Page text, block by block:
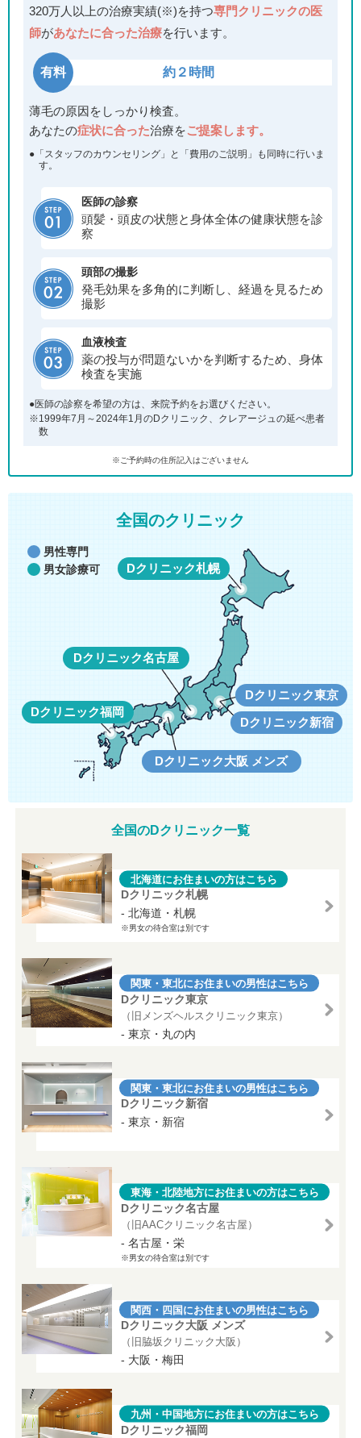
320万人以上の治療実績(※)を持つ専門クリニックの医
師があなたに合った治療を行います。
有料 約２時間
薄毛の原因をしっかり検査。
あなたの症状に合った治療をご提案します。
●「スタッフのカウンセリング」と「費用のご説明」も同時に行いま
す。
医師の診察
頭髪・頭皮の状態と身体全体の健康状態を診
察
頭部の撮影
発毛効果を多角的に判断し、経過を見るため
撮影
血液検査
薬の投与が問題ないかを判断するため、身体
検査を実施
●医師の診察を希望の方は、来院予約をお選びください。
※1999年7月～2024年1月のDクリニック、クレアージュの延べ患者
数
※ご予約時の住所記入はございません
全国のクリニック
男性専門
男女診療可
Dクリニック札幌
Dクリニック名古屋
Dクリニック福岡
Dクリニック東京
Dクリニック新宿
Dクリニック大阪 メンズ
全国のDクリニック一覧
北海道にお住まいの方はこちら
Dクリニック札幌
- 北海道・札幌
※男女の待合室は別です
関東・東北にお住まいの男性はこちら
Dクリニック東京
（旧メンズヘルスクリニック東京）
- 東京・丸の内
関東・東北にお住まいの男性はこちら
Dクリニック新宿
- 東京・新宿
東海・北陸地方にお住まいの方はこちら
Dクリニック名古屋
（旧AACクリニック名古屋）
- 名古屋・栄
※男女の待合室は別です
関西・四国にお住まいの男性はこちら
Dクリニック大阪 メンズ
（旧脇坂クリニック大阪）
- 大阪・梅田
九州・中国地方にお住まいの方はこちら
Dクリニック福岡